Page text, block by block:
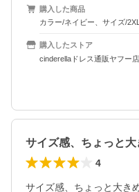
購入した商品
カラー/ネイビー、サイズ/2XL
購入したストア
cinderellaドレス通販ヤフー店
4
サイズ感、ちょっと大き